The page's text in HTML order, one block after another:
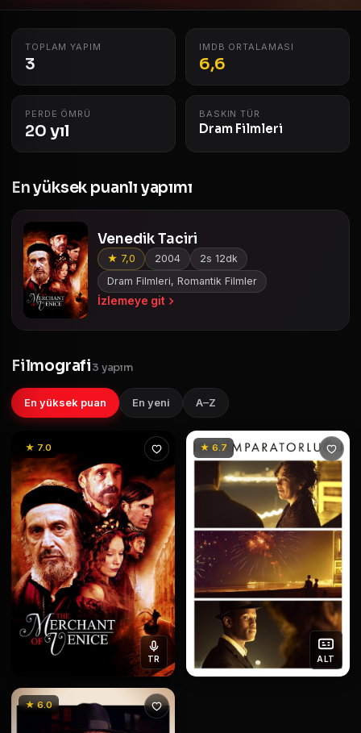
TOPLAM YAPIM
3
IMDB ORTALAMASI
6,6
PERDE ÖMRÜ
20 yıl
BASKIN TÜR
Dram Filmleri
En yüksek puanlı yapımı
Venedik Taciri
★ 7,0 2004
2s 12dk
Dram Filmleri, Romantik Filmler
İzlemeye git
Filmografi3 yapım
En yüksek puan En yeni A–Z
★ 7.0
TR
★ 6.7
ALT
★ 6.0